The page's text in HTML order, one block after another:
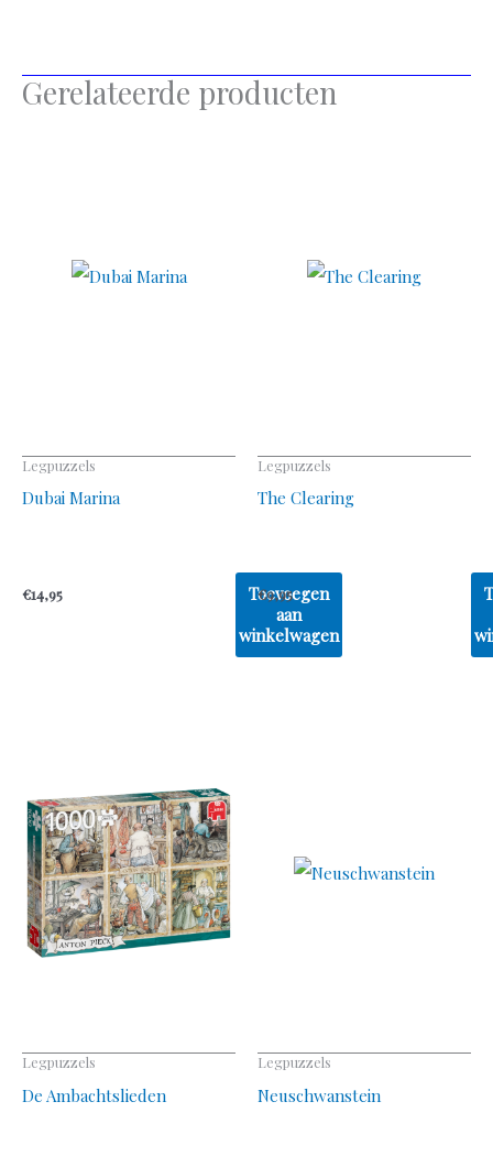
Gerelateerde producten
Legpuzzels
Dubai Marina
€14,95
Toevoegen
aan
winkelwagen
Legpuzzels
The Clearing
€9,95
Legpuzzels
De Ambachtslieden
Legpuzzels
Neuschwanstein